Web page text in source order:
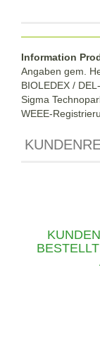
Information
Angaben gem.
BIOLEDEX /
Sigma
WEEE-